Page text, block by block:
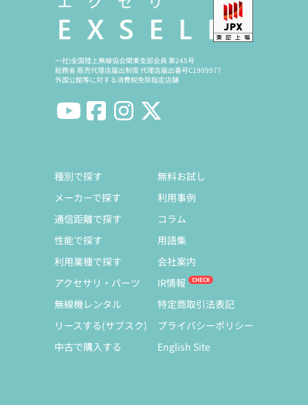
一社)全国陸上無線協会関東支部会員 第245号
総務省 販売代理店届出制度 代理店届出番号C1909977
外国公館等に対する消費税免除指定店舗
種別で探す
メーカーで探す
通信距離で探す
性能で探す
利用業種で探す
アクセサリ・パーツ
無線機レンタル
リースする(サブスク)
中古で購入する
無料お試し
利用事例
コラム
用語集
会社案内
IR情報
特定商取引法表記
プライバシーポリシー
English Site